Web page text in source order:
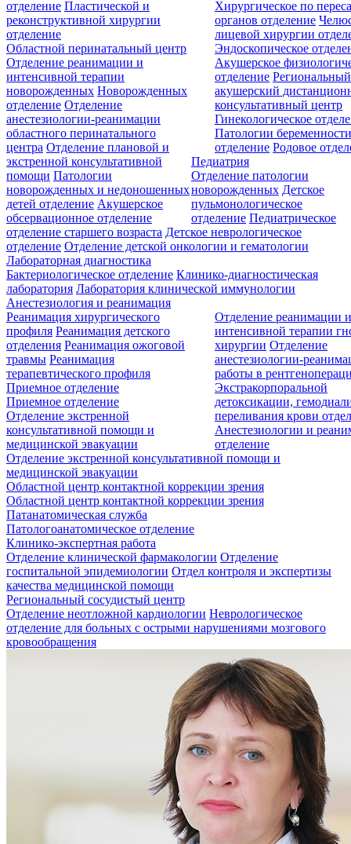
отделение Пластической и
реконструктивной хирургии
отделение
Хирургическое по
органов отделение
лицевой хирургии
Эндоскопическое
Областной перинатальный центр
Отделение реанимации и
интенсивной терапии
новорожденных Новорожденных
отделение Отделение
анестезиологии-реанимации
областного перинатального
центра Отделение плановой и
экстренной консультативной
помощи Патологии
новорожденных и недоношенных
детей отделение Акушерское
обсервационное отделение
Акушерское
отделение Региональный
акушерский
консультативный центр
Гинекологическое
Патологии
отделение Родовое
Педиатрия
Отделение патологии
новорожденных Детское
пульмонологическое
отделение Педиатрическое
отделение старшего возраста Детское неврологическое
отделение Отделение детской онкологии и гематологии
Лабораторная диагностика
Бактериологическое отделение Клинико-диагностическая
лаборатория Лаборатория клинической иммунологии
Анестезиология и реанимация
Реанимация хирургического
профиля Реанимация детского
отделения Реанимация ожоговой
травмы Реанимация
терапевтического профиля
Отделение реанимации
интенсивной терапии
хирургии Отделение
анестезиологии-
работы в
Экстракорпоральной
детоксикации,
переливания крови
Анестезиологии и
отделение
Приемное отделение
Приемное отделение
Отделение экстренной
консультативной помощи и
медицинской эвакуации
Отделение экстренной консультативной помощи и
медицинской эвакуации
Областной центр контактной коррекции зрения
Областной центр контактной коррекции зрения
Патанатомическая служба
Патологоанатомическое отделение
Клинико-экспертная работа
Отделение клинической фармакологии Отделение
госпитальной эпидемиологии Отдел контроля и экспертизы
качества медицинской помощи
Региональный сосудистый центр
Отделение неотложной кардиологии Неврологическое
отделение для больных с острыми нарушениями мозгового
кровообращения